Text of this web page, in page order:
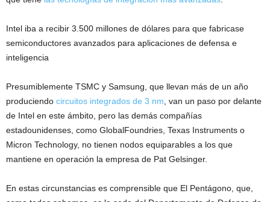
Intel iba a recibir 3.500 millones de dólares para que fabricase
semiconductores avanzados para aplicaciones de defensa e
inteligencia
Presumiblemente TSMC y Samsung, que llevan más de un año
produciendo circuitos integrados de 3 nm , van un paso por delante
de Intel en este ámbito, pero las demás compañías
estadounidenses, como GlobalFoundries, Texas Instruments o
Micron Technology, no tienen nodos equiparables a los que
mantiene en operación la empresa de Pat Gelsinger.
En estas circunstancias es comprensible que El Pentágono, que,